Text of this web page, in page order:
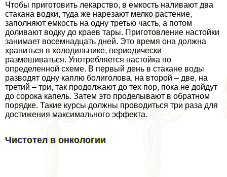
Чтобы приготовить лекарство, в емкость наливают два
стакана водки, туда же нарезают мелко растение,
заполняют емкость на одну третью часть, а потом
доливают водку до краев тары. Приготовление настойки
занимает восемнадцать дней. Это время она должна
храниться в холодильнике, периодически
размешиваться. Употрeбляется настойка по
определенной схеме. В первый день в стакане воды
разводят одну каплю болиголова, на второй – две, на
третий – три, так продолжают до тех пор, пока не дойдут
до сорока капель. Затем это проделывают в обратном
порядке. Такие курсы должны проводиться три раза для
достижения максимального эффекта.
Чистотел в oнкoлoгии